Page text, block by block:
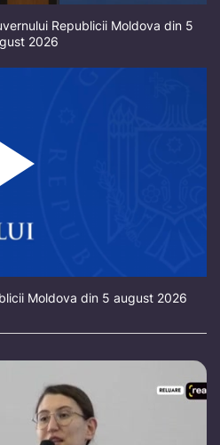
Republicii Moldova din 5
2026
Moldova din 5 august 2026